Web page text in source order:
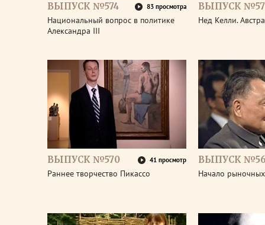
ВЫПУСК №574 83 просмотра
Национальный вопрос в политике
Александра III
ВЫПУСК
Нед Келли.
ВЫПУСК №570 41 просмотр
Раннее творчество Пикассо
ВЫПУСК
Начало